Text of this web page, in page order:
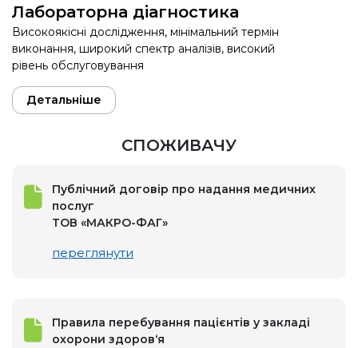
Лабораторна діагностика
Високоякісні дослідження, мінімальний термін
виконання, широкий спектр аналізів, високий
рівень обслуговування
Детальніше
СПОЖИВАЧУ
Публічний договір про надання медичних
послуг
ТОВ «МАКРО-ФАГ»
переглянути
Правила перебування пацієнтів у закладі
охорони здоров‘я